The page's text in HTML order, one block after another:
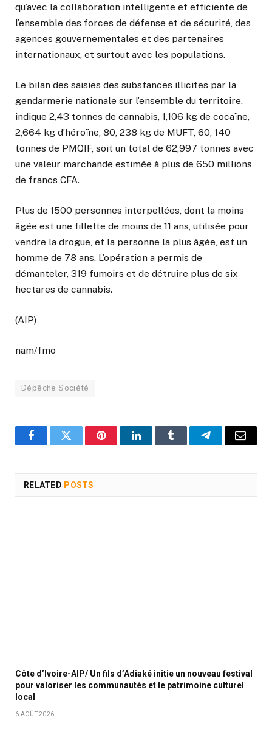
qu’avec la collaboration intelligente et efficiente de
l’ensemble des forces de défense et de sécurité, des
agences gouvernementales et des partenaires
internationaux, et surtout avec les populations.
Le bilan des saisies des substances illicites par la
gendarmerie nationale sur l’ensemble du territoire,
indique 2,43 tonnes de cannabis, 1,106 kg de cocaïne,
2,664 kg d’héroïne, 80, 238 kg de MUFT, 60, 140
tonnes de PMQIF, soit un total de 62,997 tonnes avec
une valeur marchande estimée à plus de 650 millions
de francs CFA.
Plus de 1500 personnes interpellées, dont la moins
âgée est une fillette de moins de 11 ans, utilisée pour
vendre la drogue, et la personne la plus âgée, est un
homme de 78 ans. L’opération a permis de
démanteler, 319 fumoirs et de détruire plus de six
hectares de cannabis.
(AIP)
nam/fmo
Dépêche Société
FacebookTwitter PinterestLinkedInTumblr TelegramEmail
RELATED POSTS
Côte d’Ivoire-AIP/ Un fils d’Adiaké initie un nouveau festival
pour valoriser les communautés et le patrimoine culturel
local
6 AOÛT 2026